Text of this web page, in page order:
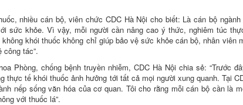
nhiều cán bộ, viên chức CDC Hà Nội cho biết: Là cán bộ
sức khỏe. Vì vậy, mỗi người cần nâng cao ý thức, nghiêm túc
khói thuốc không chỉ giúp bảo vệ sức khỏe cán bộ, nhân viên
tác”.
Phòng, chống bệnh truyền nhiễm, CDC Hà Nội chia sẻ: “Trước
thực tế khói thuốc ảnh hưởng tới tất cả mọi người xung quanh. Tại
nếp sống văn hóa của cơ quan. Tôi cho rằng mỗi cán bộ cần là
với thuốc lá”.